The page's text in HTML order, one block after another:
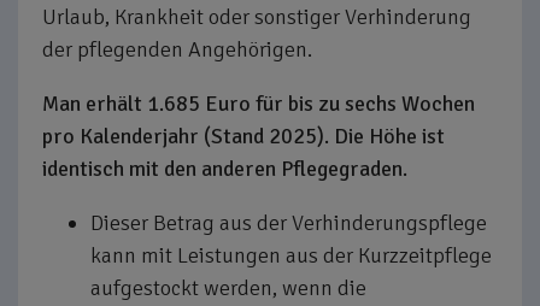
Urlaub, Krankheit oder sonstiger Verhinderung
der pflegenden Angehörigen.
Man erhält 1.685 Euro für bis zu sechs Wochen
pro Kalenderjahr (Stand 2025). Die Höhe ist
identisch mit den anderen Pflegegraden.
Dieser Betrag aus der Verhinderungspflege
kann mit Leistungen aus der Kurzzeitpflege
aufgestockt werden, wenn die